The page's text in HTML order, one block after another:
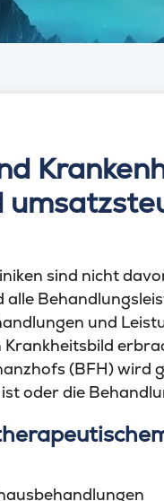
sind nicht
alle
und
(BFH) wird
oder die